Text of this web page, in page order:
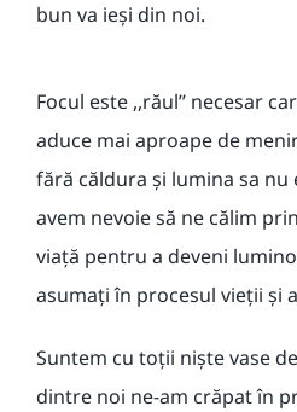
bun va ieși din noi.
Focul este ,,răul’’ necesar
aduce mai aproape de
fără căldura și lumina sa nu
avem nevoie să ne călim
viață pentru a deveni
asumați în procesul vieții și
Suntem cu toții niște vase
dintre noi ne-am crăpat în